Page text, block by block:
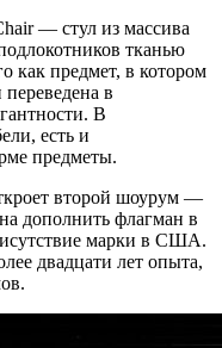
— стул из массива
тканью
как предмет, в котором
переведена в
В
есть и
предметы.
второй шоурум —
дополнить флагман в
марки в США.
двадцати лет опыта,